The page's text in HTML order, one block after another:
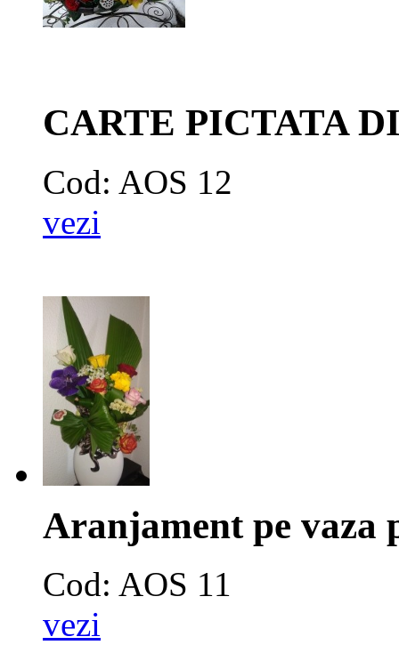
CARTE PICTATA
Cod: AOS 12
vezi
Aranjament pe vaza
Cod: AOS 11
vezi